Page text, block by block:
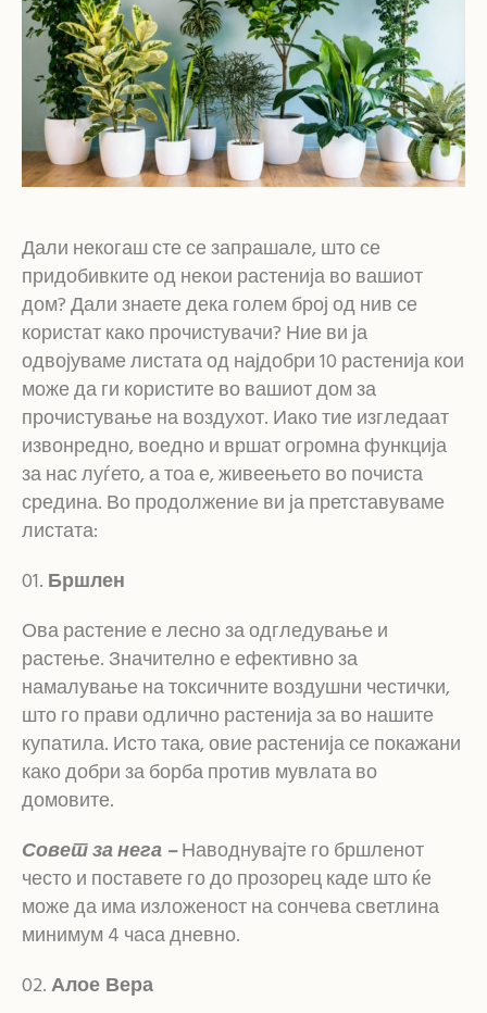
Дали некогаш сте се запрашале, што се
придобивките од некои растенија во вашиот
дом? Дали знаете дека голем број од нив се
користат како прочистувачи? Ние ви ја
одвојуваме листата од најдобри 10 растенија кои
може да ги користите во вашиот дом за
прочистување на воздухот. Иако тие изгледаат
извонредно, воедно и вршат огромна функција
за нас луѓето, а тоа е, живеењето во почиста
средина. Во продолжениe ви ја претставуваме
листата:
Бршлен
Ова растение е лесно за одгледување и
растење. Значително е ефективно за
намалување на токсичните воздушни честички,
што го прави одлично растенија за во нашите
купатила. Исто така, овие растенија се покажани
како добри за борба против мувлата во
домовите.
Совет за нега –Наводнувајте го бршленот
често и поставете го до прозорец каде што ќе
може да има изложеност на сончева светлина
минимум 4 часа дневно.
Алое Вера